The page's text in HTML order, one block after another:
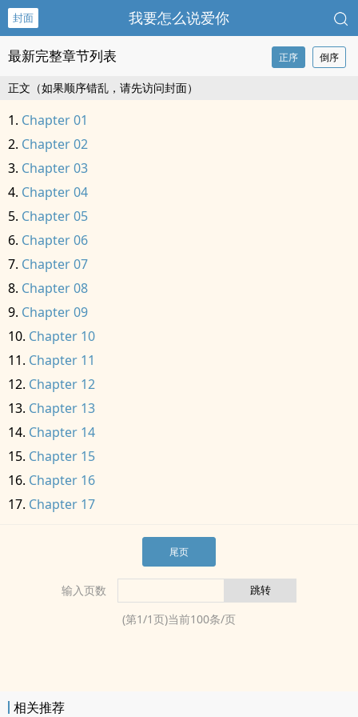
封面 我要怎么说爱你
最新完整章节列表 正序 倒序
正文（如果顺序错乱，请先访问封面）
Chapter 01
Chapter 02
Chapter 03
Chapter 04
Chapter 05
Chapter 06
Chapter 07
Chapter 08
Chapter 09
Chapter 10
Chapter 11
Chapter 12
Chapter 13
Chapter 14
Chapter 15
Chapter 16
Chapter 17
尾页
输入页数
(第1/1页)当前100条/页
相关推荐